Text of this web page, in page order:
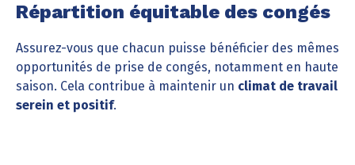
Répartition équitable des congés
Assurez-vous que chacun puisse bénéficier des mêmes
opportunités de prise de congés, notamment en haute
saison. Cela contribue à maintenir un climat de travail
serein et positif.